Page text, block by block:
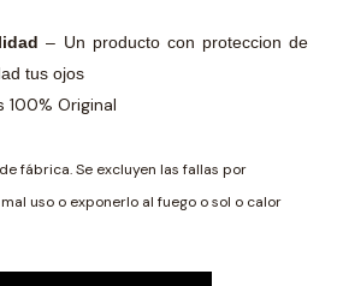
– Un producto con proteccion de
tus ojos
100% Original
fábrica. Se excluyen las fallas por
uso o exponerlo al fuego o sol o calor